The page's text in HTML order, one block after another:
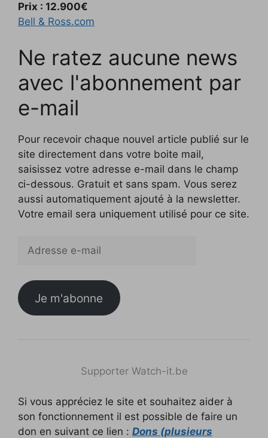
Prix : 12.900€
Bell & Ross.com
Ne ratez aucune news
avec l'abonnement par
e-mail
Pour recevoir chaque nouvel article publié sur le
site directement dans votre boite mail,
saisissez votre adresse e-mail dans le champ
ci-dessous. Gratuit et sans spam. Vous serez
aussi automatiquement ajouté à la newsletter.
Votre email sera uniquement utilisé pour ce site.
Adresse
Je m'abonne
Supporter Watch-it.be
Si vous appréciez le site et souhaitez aider à
son fonctionnement il est possible de faire un
don en suivant ce lien : Dons (plusieurs